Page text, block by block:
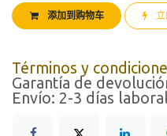
添加到购物车
Términos y
Garantía de
Envío: 2-3 días